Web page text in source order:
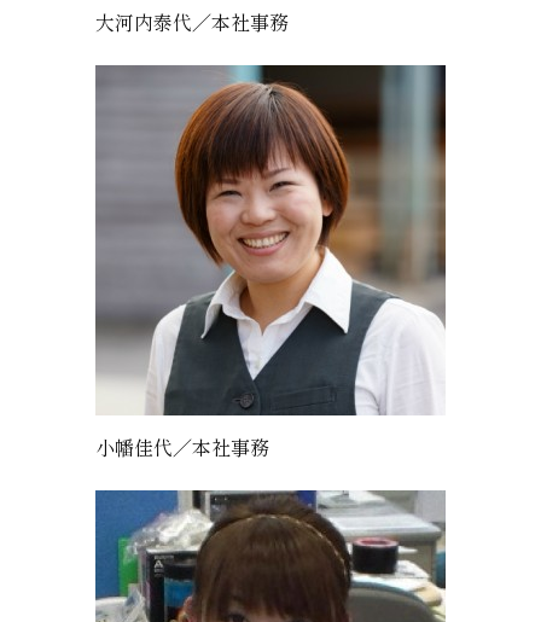
大河内泰代／本社事務
小幡佳代／本社事務